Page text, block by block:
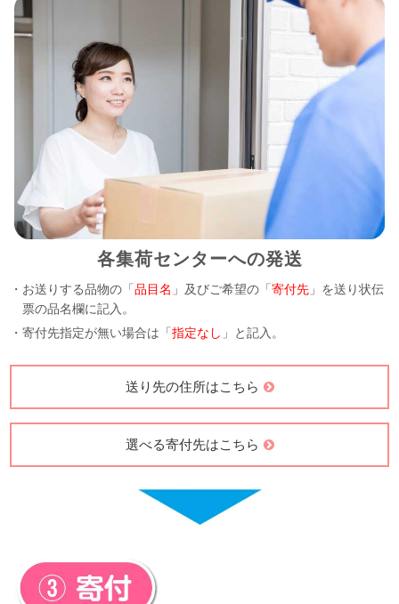
各集荷センターへの発送
・お送りする品物の「品目名 」及びご希望の「寄付先 」を送り状伝
票の品名欄に記入。
・寄付先指定が無い場合は「指定なし 」と記入。
送り先の住所はこちら
選べる寄付先はこちら